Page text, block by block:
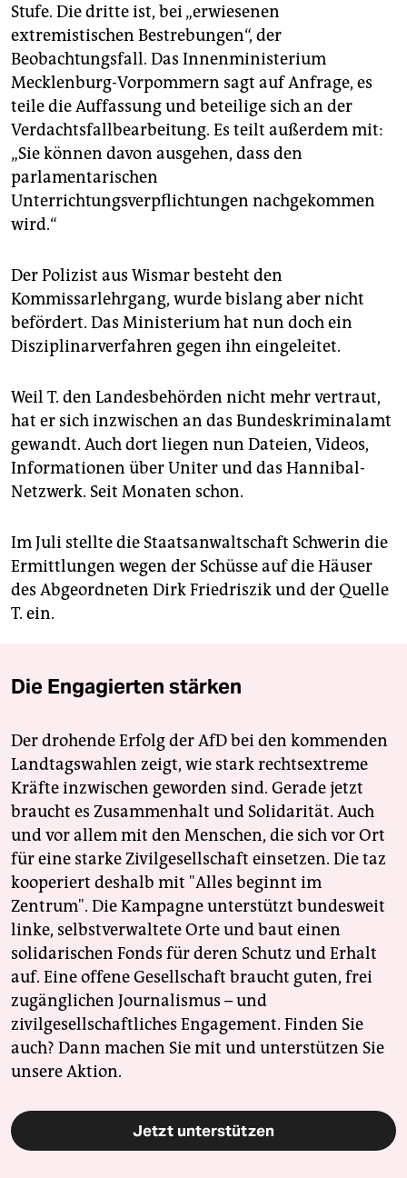
Stufe. Die dritte ist, bei „erwiesenen
extremistischen Bestrebungen“, der
Beobachtungsfall. Das Innenministerium
Mecklenburg-Vorpommern sagt auf Anfrage, es
teile die Auffassung und beteilige sich an der
Verdachtsfallbearbeitung. Es teilt außerdem mit:
„Sie können davon ausgehen, dass den
parlamentarischen
Unterrichtungsverpflichtungen nachgekommen
wird.“
Der Polizist aus Wismar besteht den
Kommissarlehrgang, wurde bislang aber nicht
befördert. Das Ministerium hat nun doch ein
Disziplinarverfahren gegen ihn eingeleitet.
Weil T. den Landesbehörden nicht mehr vertraut,
hat er sich inzwischen an das Bundeskriminalamt
gewandt. Auch dort liegen nun Dateien, Videos,
Informationen über Uniter und das Hannibal-
Netzwerk. Seit Monaten schon.
Im Juli stellte die Staatsanwaltschaft Schwerin die
Ermittlungen wegen der Schüsse auf die Häuser
des Abgeordneten Dirk Friedriszik und der Quelle
T. ein.
Die Engagierten stärken
Der drohende Erfolg der AfD bei den kommenden
Landtagswahlen zeigt, wie stark rechtsextreme
Kräfte inzwischen geworden sind. Gerade jetzt
braucht es Zusammenhalt und Solidarität. Auch
und vor allem mit den Menschen, die sich vor Ort
für eine starke Zivilgesellschaft einsetzen. Die taz
kooperiert deshalb mit "Alles beginnt im
Zentrum". Die Kampagne unterstützt bundesweit
linke, selbstverwaltete Orte und baut einen
solidarischen Fonds für deren Schutz und Erhalt
auf. Eine offene Gesellschaft braucht guten, frei
zugänglichen Journalismus – und
zivilgesellschaftliches Engagement. Finden Sie
auch? Dann machen Sie mit und unterstützen Sie
unsere Aktion.
Jetzt unterstützen